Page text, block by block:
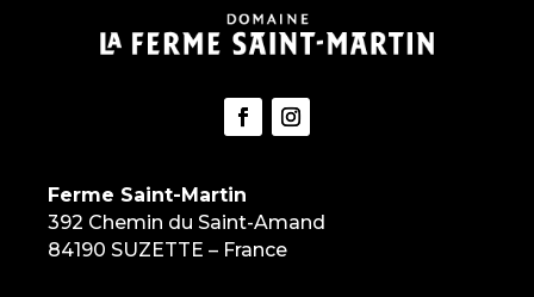
Ferme Saint-Martin
392 Chemin du Saint-Amand
84190 SUZETTE – France